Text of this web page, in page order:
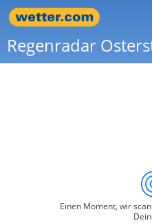
Regenradar
Einen Moment, wir